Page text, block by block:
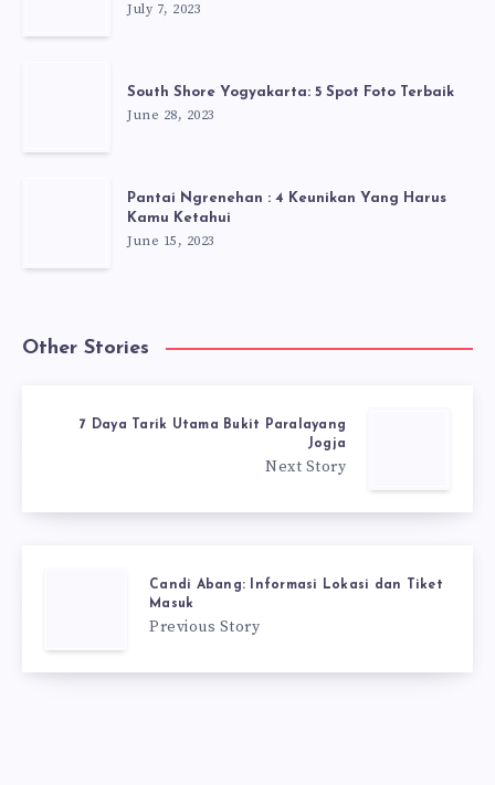
July 7, 2023
South Shore Yogyakarta: 5 Spot Foto Terbaik
June 28, 2023
Pantai Ngrenehan : 4 Keunikan Yang Harus
Kamu Ketahui
June 15, 2023
Other Stories
7 Daya Tarik Utama Bukit Paralayang
Jogja
Next Story
Candi Abang: Informasi Lokasi dan Tiket
Masuk
Previous Story